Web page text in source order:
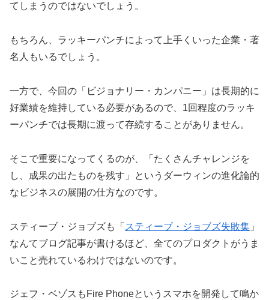
てしまうのではないでしょう。
もちろん、ラッキーパンチによって上手くいった企業・著
名人もいるでしょう。
一方で、今回の「ビジョナリー・カンパニー」は長期的に
好業績を維持している必要があるので、1回程度のラッキ
ーパンチでは長期に渡って存続することがありません。
そこで重要になってくるのが、「たくさんチャレンジを
し、成果の出たものを残す」というダーウィンの進化論的
なビジネスの展開の仕方なのです。
スティーブ・ジョブズも「 スティーブ・ジョブズ失敗集 」
なんてブログ記事が書けるほど、全てのプロダクトがうま
いこと売れているわけではないのです。
ジェフ・ベゾスもFire Phoneというスマホを開発して鳴か